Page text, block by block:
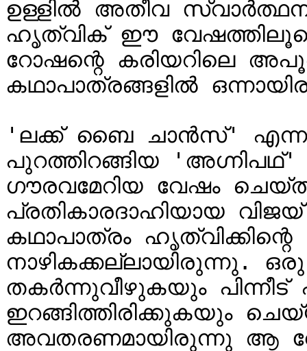
ഉള്ളിൽ അതീവ
ഹൃത്വിക് ഈ
റോഷന്റെ കരിയറിലെ
കഥാപാത്രങ്ങളിൽ
'ലക്ക് ബൈ ചാൻസ്' എന്ന
പുറത്തിറങ്ങിയ
ഗൗരവമേറിയ വേഷം
പ്രതികാരദാഹിയായ
കഥാപാത്രം
നാഴികക്കല്ലായിരുന്നു.
തകർന്നുവീഴുകയും പിന്നീട്
ഇറങ്ങിത്തിരിക്കുകയും
അവതരണമായിരുന്നു ആ